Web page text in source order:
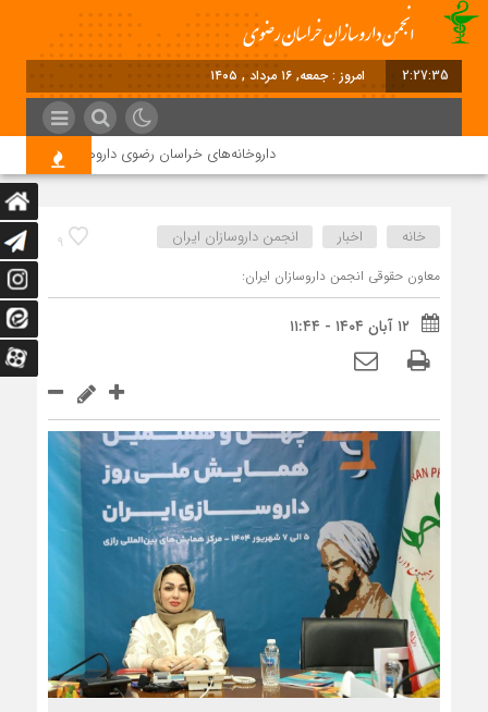
2:27:36 امروز : جمعه, ۱۶ مرداد , ۱۴۰۵
داروخانه‌های خراسان رضوی داروها را با چک ۴ ماهه خریداری می‌کنند
9 خانه اخبار انجمن داروسازان ایران
معاون حقوقی انجمن داروسازان ایران:
۱۲ آبان ۱۴۰۴ - ۱۱:۴۴